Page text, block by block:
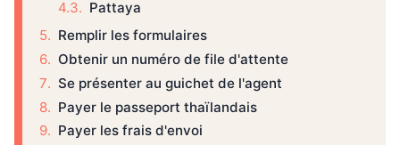
Pattaya
Remplir les formulaires
Obtenir un numéro de file d'attente
Se présenter au guichet de l'agent
Payer le passeport thaïlandais
Payer les frais d'envoi